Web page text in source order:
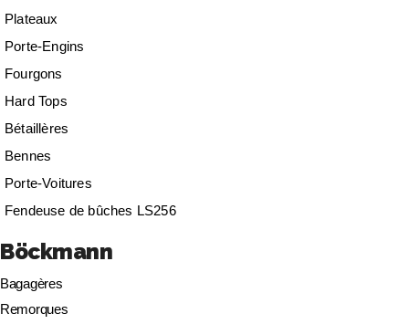
Plateaux
Porte-Engins
Fourgons
Hard Tops
Bétaillères
Bennes
Porte-Voitures
Fendeuse de bûches LS256
Böckmann
Bagagères
Remorques